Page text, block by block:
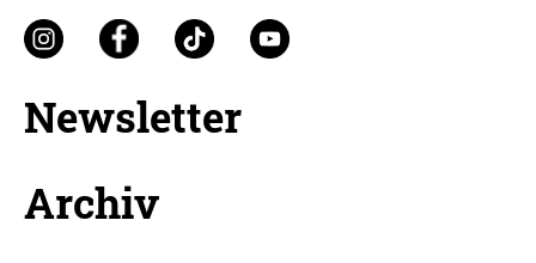
Newsletter
Archiv